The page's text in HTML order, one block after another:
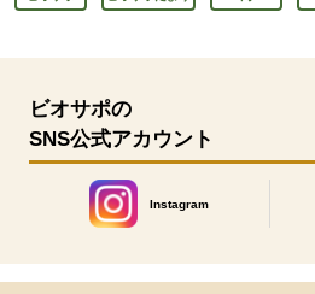
ビオサポの
SNS公式アカウント
Instagram
別のウィンドウで開きます。